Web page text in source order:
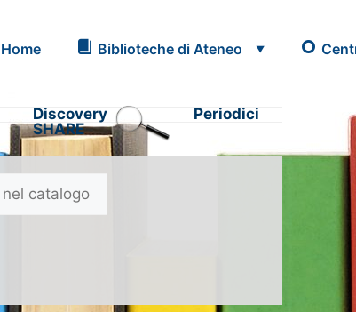
Home Biblioteche di Ateneo
Discovery
SHARE
Periodici